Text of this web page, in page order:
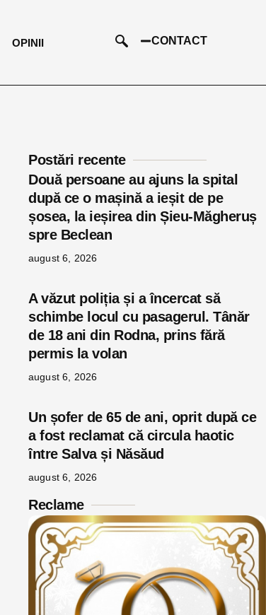
OPINII CONTACT
Postări recente
Două persoane au ajuns la spital
după ce o mașină a ieșit de pe
șosea, la ieșirea din Șieu-Măgheruș
spre Beclean
august 6, 2026
A văzut poliția și a încercat să
schimbe locul cu pasagerul. Tânăr
de 18 ani din Rodna, prins fără
permis la volan
august 6, 2026
Un șofer de 65 de ani, oprit după ce
a fost reclamat că circula haotic
între Salva și Năsăud
august 6, 2026
Reclame